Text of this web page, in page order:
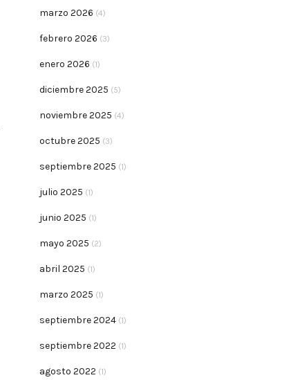
marzo 2026 (4)
febrero 2026 (3)
enero 2026 (1)
diciembre 2025 (5)
noviembre 2025 (4)
octubre 2025 (3)
septiembre 2025 (1)
julio 2025 (1)
junio 2025 (1)
mayo 2025 (2)
abril 2025 (1)
marzo 2025 (1)
septiembre 2024(1)
septiembre 2022 (1)
agosto 2022 (1)